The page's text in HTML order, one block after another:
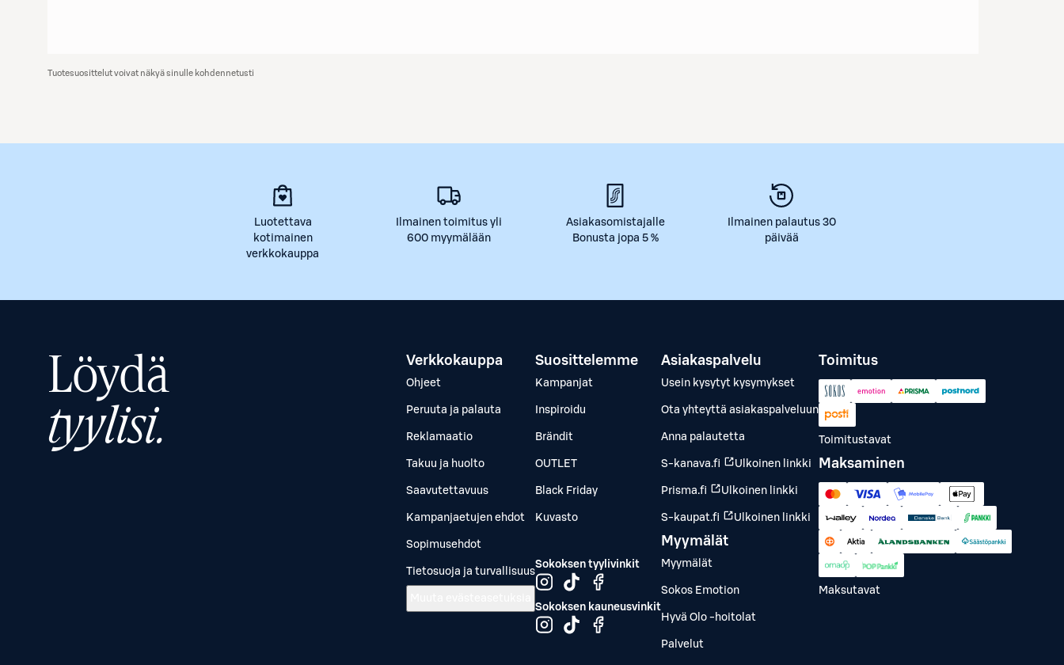
Tuotesuosittelut voivat näkyä sinulle kohdennetusti
Luotettava
kotimainen
verkkokauppa
Ilmainen toimitus yli
600 myymälään
Asiakasomistajalle
Bonusta jopa 5 %
Ilmainen palautus 30
päivää
Löydä
tyylisi.
Verkkokauppa
Ohjeet
Peruuta ja palauta
Reklamaatio
Takuu ja huolto
Saavutettavuus
Kampanjaetujen ehdot
Sopimusehdot
Tietosuoja ja turvallisuus
Suosittelemme
Kampanjat
Inspiroidu
Brändit
OUTLET
Black Friday
Kuvasto
Sokoksen tyylivinkit
Sokoksen kauneusvinkit
Asiakaspalvelu
Usein kysytyt kysymykset
Ota yhteyttä asiakaspalveluun
Anna palautetta
S-kanava.fi Ulkoinen linkki
Prisma.fi Ulkoinen linkki
S-kaupat.fi Ulkoinen linkki
Myymälät
Myymälät
Sokos Emotion
Hyvä Olo -hoitolat
Palvelut
Toimitus
Toimitustavat
Maksaminen
Maksutavat